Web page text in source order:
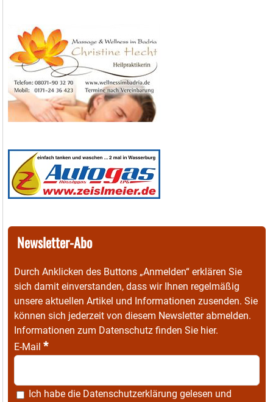
Newsletter-Abo
Durch Anklicken des Buttons „Anmelden“ erklären Sie
sich damit einverstanden, dass wir Ihnen regelmäßig
unsere aktuellen Artikel und Informationen zusenden. Sie
können sich jederzeit von diesem Newsletter abmelden.
Informationen zum Datenschutz finden Sie hier.
E-Mail *
Ich habe die Datenschutzerklärung gelesen und